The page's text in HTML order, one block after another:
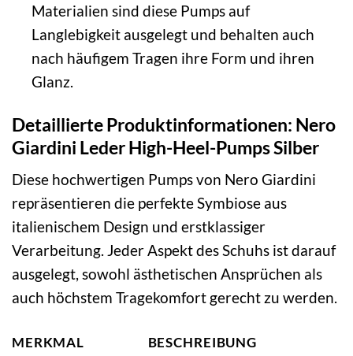
Materialien sind diese Pumps auf
Langlebigkeit ausgelegt und behalten auch
nach häufigem Tragen ihre Form und ihren
Glanz.
Detaillierte Produktinformationen: Nero
Giardini Leder High-Heel-Pumps Silber
Diese hochwertigen Pumps von Nero Giardini
repräsentieren die perfekte Symbiose aus
italienischem Design und erstklassiger
Verarbeitung. Jeder Aspekt des Schuhs ist darauf
ausgelegt, sowohl ästhetischen Ansprüchen als
auch höchstem Tragekomfort gerecht zu werden.
MERKMAL
BESCHREIBUNG